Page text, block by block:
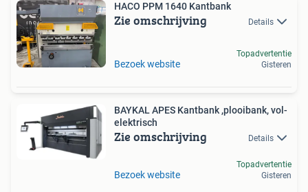
HACO PPM 1640 Kantbank
Zie omschrijving Details
Bezoek website
Topadvertentie
Gisteren
BAYKAL APES Kantbank ,plooibank, vol-
elektrisch
Zie omschrijving Details
Bezoek website
Topadvertentie
Gisteren